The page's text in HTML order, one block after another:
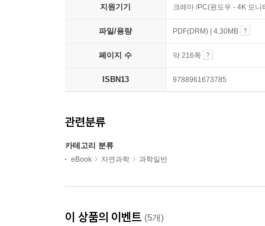
지원기기 크레마 /PC(윈도우 - 4K 모
파일/용량 PDF(DRM) | 4.30MB
페이지 수 약 216쪽
ISBN13 9788961673785
관련분류
카테고리 분류
eBook 자연과학 과학일반
이 상품의 이벤트 (5개)